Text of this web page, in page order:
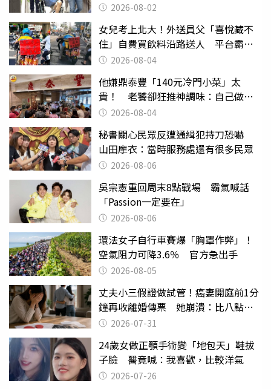
2026-08-02
女兒考上北大！外送員父「喜悅藏不
住」自費買飲料沿路送人 平台霸氣
幫付學費
2026-08-04
他嫌鼎泰豐「140元冷門小菜」太
貴！ 老饕卻狂推神調味：自己做不
出來2026-08-04
秘書關心民眾反遭通緝犯持刀恐嚇
山田摩衣：當時服務處還有很多民眾
2026-08-06
吳宗憲重回周末8點戰場 霸氣喊話
「Passion一定要在」
2026-08-06
環法女子自行車賽爆「胸罩作弊」！
空氣阻力可降3.6％ 官方急出手
2026-08-05
丈夫小三假證做試管！癌妻開庭前1分
鐘再收離婚傳票 她崩潰：比八點檔
還扯2026-07-31
24歲女做正顎手術變「地包天」鞋拔
子臉 醫竟喊：我喜歡，比較洋氣
2026-07-26